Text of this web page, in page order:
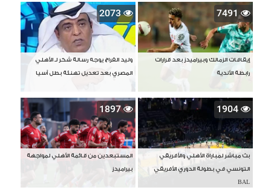
7491
إيقافات الزمالك وبيراميدز بعد قرارات
رابطة الأندية
2073
وليد الفراج يوجه رسالة شكر لـ الأهلي
المصري بعد تعديل تهنئة بطل آسيا
1904
بث مباشر لمباراة الأهلي والأفريقي
التونسي في بطولة الدوري الأفريقي
BAL
1897
المستبعدين من قائمة الأهلي لمواجهة
بيراميدز